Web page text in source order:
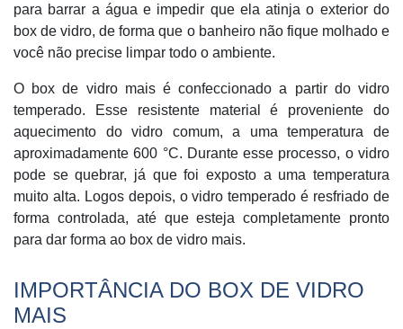
para barrar a água e impedir que ela atinja o exterior do
box de vidro, de forma que o banheiro não fique molhado e
você não precise limpar todo o ambiente.
O box de vidro mais é confeccionado a partir do vidro
temperado. Esse resistente material é proveniente do
aquecimento do vidro comum, a uma temperatura de
aproximadamente 600 °C. Durante esse processo, o vidro
pode se quebrar, já que foi exposto a uma temperatura
muito alta. Logos depois, o vidro temperado é resfriado de
forma controlada, até que esteja completamente pronto
para dar forma ao box de vidro mais.
IMPORTÂNCIA DO BOX DE VIDRO
MAIS